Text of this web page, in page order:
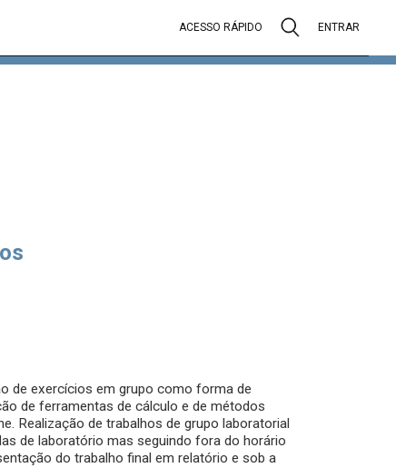
ACESSO RÁPIDO ENTRAR
de exercícios em grupo como forma de
de ferramentas de cálculo e de métodos
Realização de trabalhos de grupo laboratorial
de laboratório mas seguindo fora do horário
do trabalho final em relatório e sob a